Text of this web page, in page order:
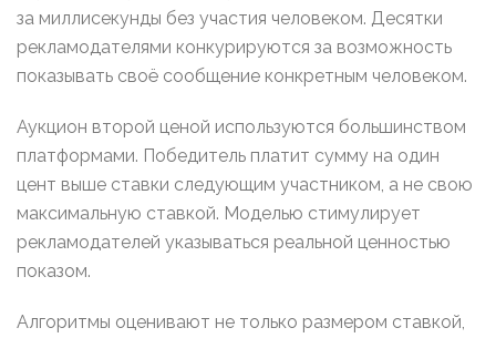
за миллисекунды без участия человеком. Десятки
рекламодателями конкурируются за возможность
показывать своё сообщение конкретным человеком.
Аукцион второй ценой используются большинством
платформами. Победитель платит сумму на один
цент выше ставки следующим участником, а не свою
максимальную ставкой. Моделью стимулирует
рекламодателей указываться реальной ценностью
показом.
Алгоритмы оценивают не только размером ставкой,